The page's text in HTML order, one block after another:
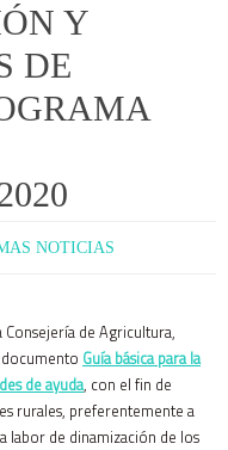
Y
DE
NOTICIAS
de Agricultura,
documento Guía básica para la
de ayuda, con el fin de
rurales, preferentemente a
labor de dinamización de los